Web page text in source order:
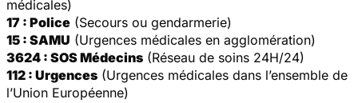
médicales)
17 : Police (Secours ou gendarmerie)
15 : SAMU (Urgences médicales en agglomération)
3624 : SOS Médecins (Réseau de soins 24H/24)
112 : Urgences (Urgences médicales dans l’ensemble de
l’Union Européenne)